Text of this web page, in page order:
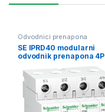
Odvodnici prenapona
SE IPRD40 modularni
odvodnik prenapona 4P